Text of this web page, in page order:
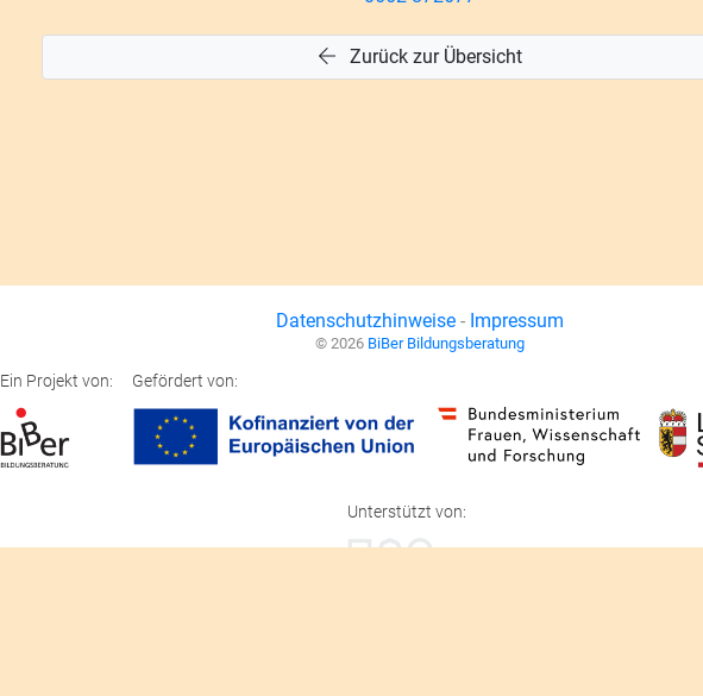
Zurück zur Übersicht
Datenschutzhinweise - Impressum
© 2026 BiBer Bildungsberatung
Ein Projekt von: Gefördert von:
Unterstützt von: